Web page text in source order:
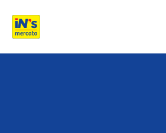
iN's Mercato